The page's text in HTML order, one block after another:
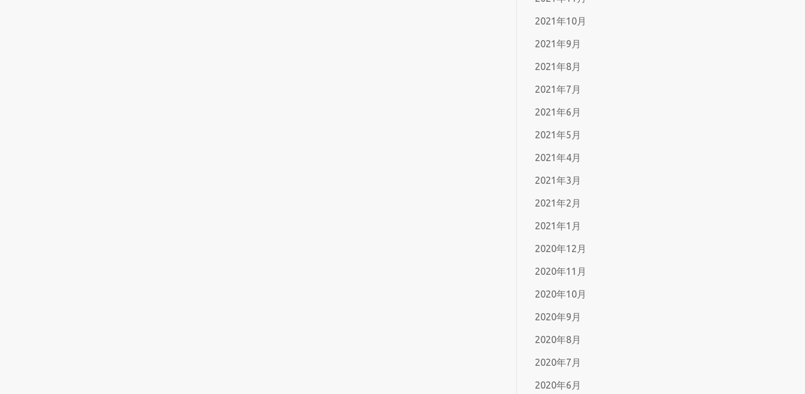
2021年10月
2021年9月
2021年8月
2021年7月
2021年6月
2021年5月
2021年4月
2021年3月
2021年2月
2021年1月
2020年12月
2020年11月
2020年10月
2020年9月
2020年8月
2020年7月
2020年6月